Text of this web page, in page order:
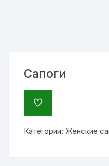
Сапоги
ДОБАВИТЬ
Категории: Женские